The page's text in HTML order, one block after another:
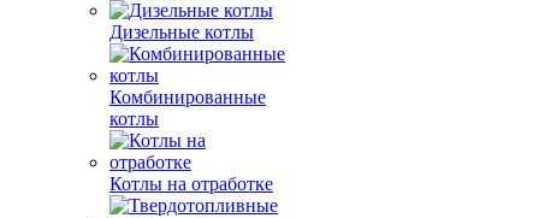
Дизельные котлы
Комбинированные
котлы
Котлы на отработке